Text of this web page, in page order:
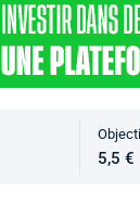
5,5 €